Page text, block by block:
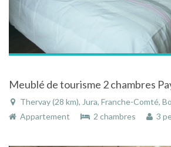
Thervay (28 km), Jura, Franche-Comté,
Appartement
2 chambres 3